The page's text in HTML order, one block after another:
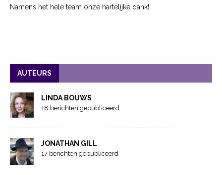
Namens het hele team onze hartelijke dank!
AUTEURS
LINDA BOUWS
18 berichten gepubliceerd
JONATHAN GILL
17 berichten gepubliceerd